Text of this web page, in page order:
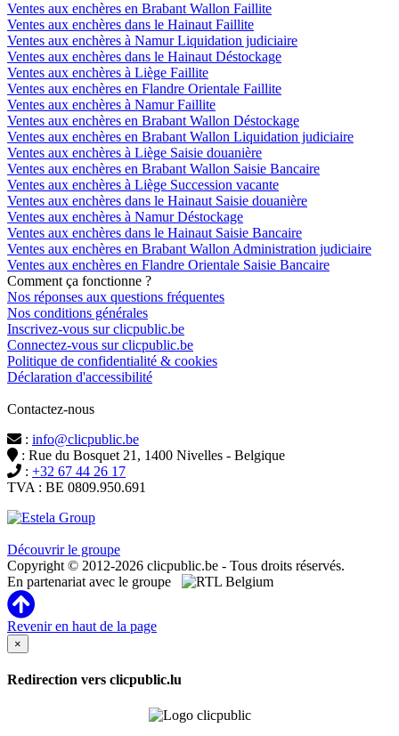
Ventes aux enchères en Brabant Wallon Faillite
Ventes aux enchères dans le Hainaut Faillite
Ventes aux enchères à Namur Liquidation judiciaire
Ventes aux enchères dans le Hainaut Déstockage
Ventes aux enchères à Liège Faillite
Ventes aux enchères en Flandre Orientale Faillite
Ventes aux enchères à Namur Faillite
Ventes aux enchères en Brabant Wallon Déstockage
Ventes aux enchères en Brabant Wallon Liquidation judiciaire
Ventes aux enchères à Liège Saisie douanière
Ventes aux enchères en Brabant Wallon Saisie Bancaire
Ventes aux enchères à Liège Succession vacante
Ventes aux enchères dans le Hainaut Saisie douanière
Ventes aux enchères à Namur Déstockage
Ventes aux enchères dans le Hainaut Saisie Bancaire
Ventes aux enchères en Brabant Wallon Administration judiciaire
Ventes aux enchères en Flandre Orientale Saisie Bancaire
Comment ça fonctionne ?
Nos réponses aux questions fréquentes
Nos conditions générales
Inscrivez-vous sur clicpublic.be
Connectez-vous sur clicpublic.be
Politique de confidentialité & cookies
Déclaration d'accessibilité
Contactez-nous
: info@clicpublic.be
: Rue du Bosquet 21, 1400 Nivelles - Belgique
: +32 67 44 26 17
TVA : BE 0809.950.691
Découvrir le groupe
Copyright © 2012-2026 clicpublic.be - Tous droits réservés.
En partenariat avec le groupe
Revenir en haut de la page
×
Redirection vers clicpublic.lu